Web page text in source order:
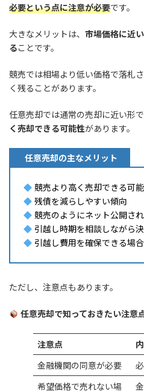
必要という点に注意が必要です。
大きなメリットは、 市場価格に近
ることです。
競売では相場より低い価格で落札
く残ることがあります。
任意売却では通常の売却に近い形で
く売却できる可能性があります。
任意売却の主なメリット
競売より高く売却できる可
残債を減らしやすい傾向
競売のようにネット公開さ
引越し時期を相談しながら
引越し費用を確保できる場
ただし、注意点もあります。
任意売却で知っておきたい注意
注意点
金融機関の同意が必要
希望価格で売れない場